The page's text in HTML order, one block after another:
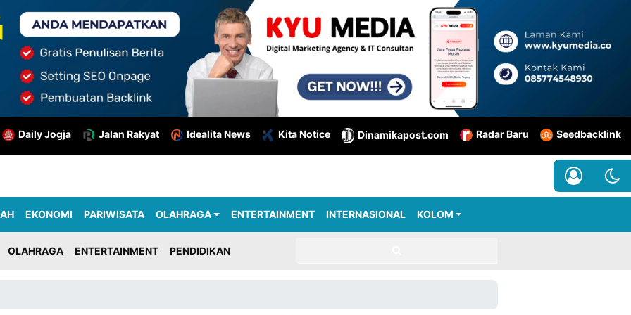
Daily Jogja Jalan Rakyat Idealita News Kita Notice Dinamikapost.com Radar Baru Seedbacklink
EKONOMI PARIWISATA OLAHRAGA ENTERTAINMENT INTERNASIONAL KOLOM
OLAHRAGA ENTERTAINMENT PENDIDIKAN